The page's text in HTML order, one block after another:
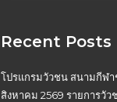
Recent Posts
โปรแกรมวัวชน สนามกีฬ
สิงหาคม 2569 รายการวัว